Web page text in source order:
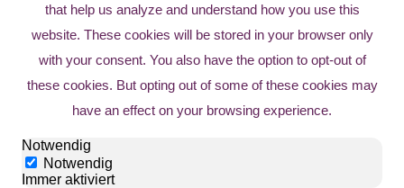
that help us analyze and understand how you use this
website. These cookies will be stored in your browser only
with your consent. You also have the option to opt-out of
these cookies. But opting out of some of these cookies may
have an effect on your browsing experience.
Notwendig
Notwendig
Immer aktiviert